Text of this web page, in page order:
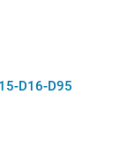
D16-D95